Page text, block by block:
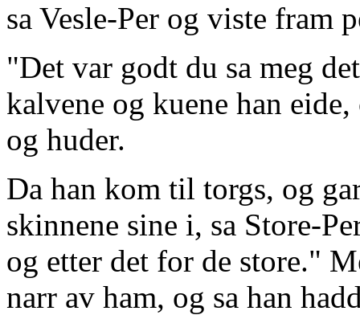
sa Vesle-Per og viste fram
"Det var godt du sa meg
kalvene og kuene han
og huder.
Da han kom til torgs, og
skinnene sine i, sa Store-
og etter det for de store."
narr av ham, og sa han